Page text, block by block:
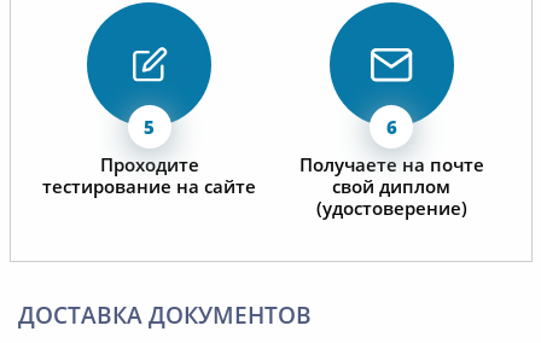
Проходите
тестирование на сайте
Получаете на почте
свой диплом
(удостоверение)
ДОСТАВКА ДОКУМЕНТОВ